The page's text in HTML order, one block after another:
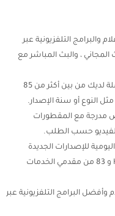
100٪: شاهد الأفلام والبرامج التلفزيونية عبر
المجاني ، والبث المباشر مع
✔️ شريط المراقبة: حدد خدمات الفيديو المفضلة لديك من بين أكثر من 85
النوع أو سنة الإصدار.
90.000 فيلم وعروض مدرجة مع المقطورات
حسب الطلب.
للإصدارات الجديدة
للأفلام والبرامج التلفزيونية على Netflix و Hulu و 83 من مقدمي الخدمات
البرامج التلفزيونية عبر